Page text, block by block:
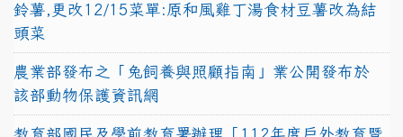
鈴薯,更改12/15菜單:原和風雞丁湯食材豆薯改為結
頭菜
農業部發布之「兔飼養與照顧指南」業公開發布於
該部動物保護資訊網
教育部國民及學前教育署辦理「112年度戶外教育暨